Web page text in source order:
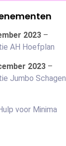
2023 –
AH Hoefplan
2023 –
Jumbo Schagen
voor Minima